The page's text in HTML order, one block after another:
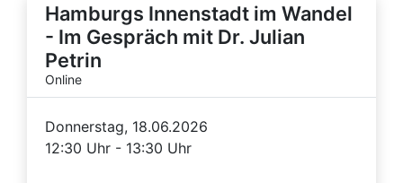
Hamburgs Innenstadt im Wandel
- Im Gespräch mit Dr. Julian
Petrin
Online
Donnerstag, 18.06.2026
12:30 Uhr - 13:30 Uhr